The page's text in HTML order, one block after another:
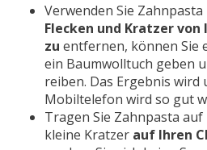
Verwenden Sie Zahnpasta
Flecken und Kratzer
zu entfernen, können Sie
ein Baumwolltuch geben
reiben. Das Ergebnis
Mobiltelefon wird so gut
Tragen Sie Zahnpasta auf
kleine Kratzer auf Ihren